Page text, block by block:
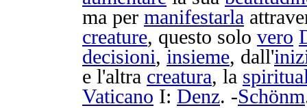
ma per manifestarla
creature, questo solo vero
decisioni, insieme, dall'
e l'altra creatura, la
Vaticano I: Denz. -Schönm